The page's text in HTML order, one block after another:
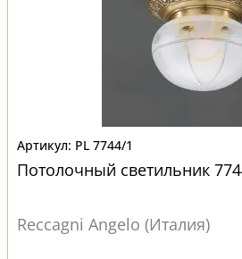
PL 7744/1
Потолочный светильник
Reccagni Angelo (Италия)